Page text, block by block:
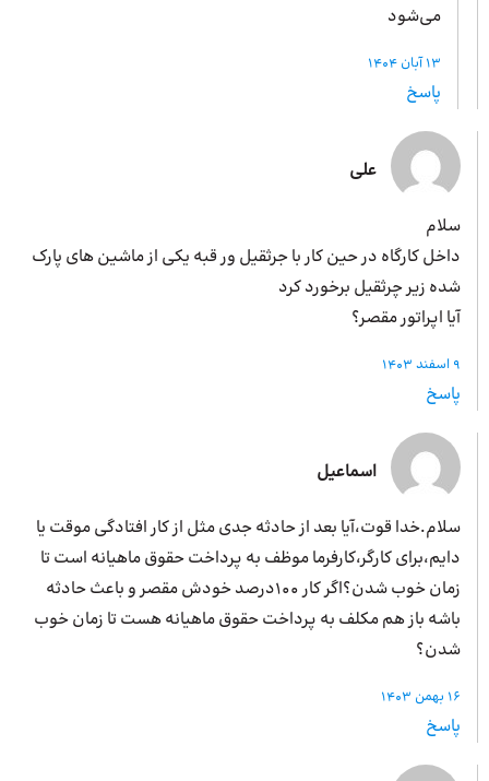
می‌شود
13 آبان 1404
پاسخ
علی
سلام
داخل کارگاه در حین کار با جرثقیل ور قبه یکی از ماشین های پارک
شده زیر چرثقیل برخورد کرد
آیا اپراتور مقصر؟
9 اسفند 1403
پاسخ
اسماعیل
سلام.خدا قوت،آیا بعد از حادثه جدی مثل از کار افتادگی موقت یا
دایم،برای کارگر،کارفرما موظف به پرداخت حقوق ماهیانه است تا
زمان خوب شدن؟اگر کار 100درصد خودش مقصر و باعث حادثه
باشه باز هم مکلف به پرداخت حقوق ماهیانه هست تا زمان خوب
شدن؟
16 بهمن 1403
پاسخ